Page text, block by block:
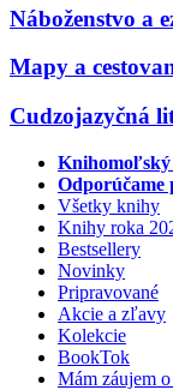
Náboženstvo a
Mapy a
Cudzojazyčná
Knihomoľský
Odporúčame
Všetky knihy
Knihy roka
Bestsellery
Novinky
Pripravované
Akcie a zľavy
Kolekcie
BookTok
Mám záujem